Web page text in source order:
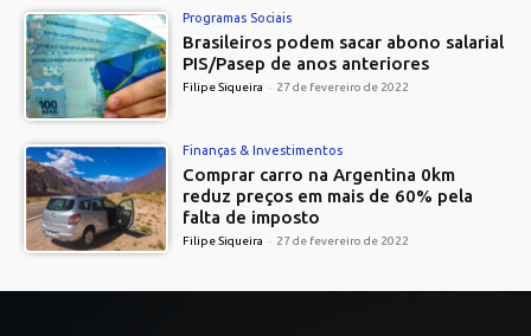
Programas Sociais
Brasileiros podem sacar abono salarial
PIS/Pasep de anos anteriores
Filipe Siqueira - 27 de fevereiro de 2022
Finanças & Investimentos
Comprar carro na Argentina 0km
reduz preços em mais de 60% pela
falta de imposto
Filipe Siqueira - 27 de fevereiro de 2022